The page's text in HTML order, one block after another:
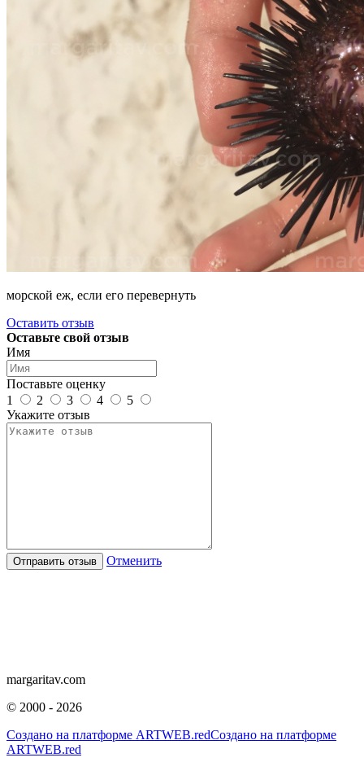
морской еж, если его перевернуть
Оставить отзыв
Оставьте свой отзыв
Имя
Поставьте оценку
1
2 3 4
5
Укажите отзыв
Отменить
margaritav.com
© 2000 - 2026
Создано на платформе ARTWEB.redСоздано на платформе
ARTWEB.red